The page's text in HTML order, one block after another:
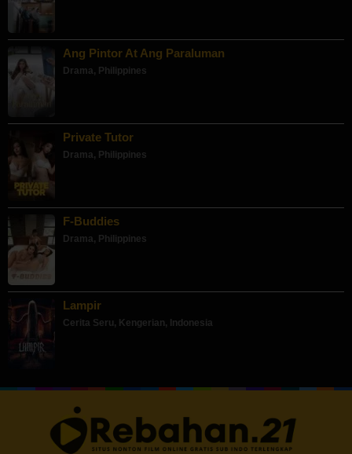
Ang Pintor At Ang Paraluman
Drama, Philippines
Private Tutor
Drama, Philippines
F-Buddies
Drama, Philippines
Lampir
Cerita Seru, Kengerian, Indonesia